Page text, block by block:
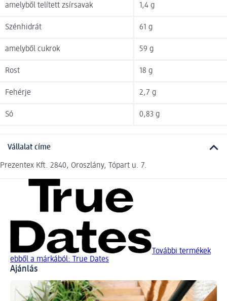
amelyből telített zsírsavak 1,4 g
Szénhidrát 61 g
amelyből cukrok 59 g
Rost 18 g
Fehérje 2,7 g
Só 0,83 g
Vállalat címe
Prezentex Kft. 2840, Oroszlány, Tópart u. 7.
További termékek
ebből a márkából: True Dates
Ajánlás